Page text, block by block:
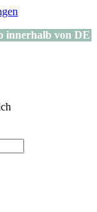
innerhalb von DE